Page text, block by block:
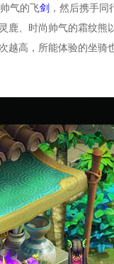
气的飞剑 ，然后携手
鹿、时尚帅气的霜纹
越高，所能体验的坐骑